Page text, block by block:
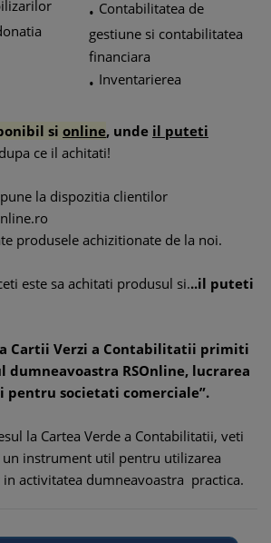
• Contabilitatea de
gestiune si contabilitatea
financiara
• Inventarierea
si online, unde il puteti
dupa ce il achitati!
pune la dispozitia clientilor
produsele achizitionate de la noi.
este sa achitati produsul si...il puteti
Cartii Verzi a Contabilitatii primiti
dumneavoastra RSOnline, lucrarea
pentru societati comerciale”.
la Cartea Verde a Contabilitatii, veti
un instrument util pentru utilizarea
activitatea dumneavoastra practica.